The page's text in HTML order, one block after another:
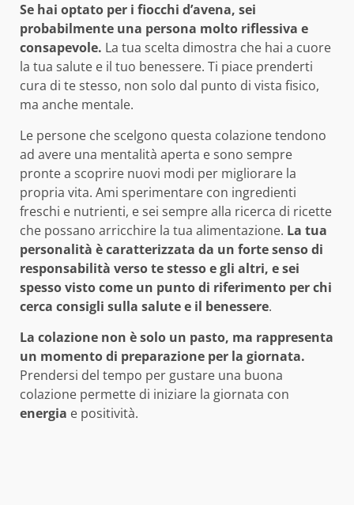
Se hai optato per i fiocchi d’avena, sei
probabilmente una persona molto riflessiva e
consapevole. La tua scelta dimostra che hai a cuore
la tua salute e il tuo benessere. Ti piace prenderti
cura di te stesso, non solo dal punto di vista fisico,
ma anche mentale.
Le persone che scelgono questa colazione tendono
ad avere una mentalità aperta e sono sempre
pronte a scoprire nuovi modi per migliorare la
propria vita. Ami sperimentare con ingredienti
freschi e nutrienti, e sei sempre alla ricerca di ricette
che possano arricchire la tua alimentazione. La tua
personalità è caratterizzata da un forte senso di
responsabilità verso te stesso e gli altri, e sei
spesso visto come un punto di riferimento per chi
cerca consigli sulla salute e il benessere.
La colazione non è solo un pasto, ma rappresenta
un momento di preparazione per la giornata.
Prendersi del tempo per gustare una buona
colazione permette di iniziare la giornata con
energia e positività.